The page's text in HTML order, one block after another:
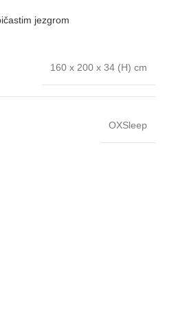
jezgrom
160 x 200 x 34 (H) cm
OXSleep